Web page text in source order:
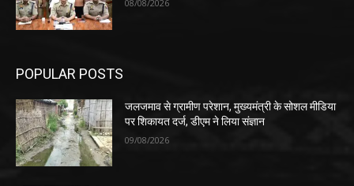
08/08/2026
POPULAR POSTS
जलजमाव से ग्रामीण परेशान, मुख्यमंत्री के सोशल मीडिया
पर शिकायत दर्ज, डीएम ने लिया संज्ञान
09/08/2026